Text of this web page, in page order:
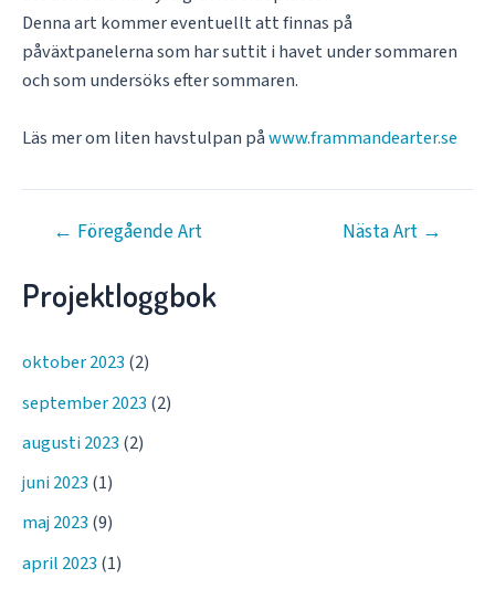
Denna art kommer eventuellt att finnas på
påväxtpanelerna som har suttit i havet under sommaren
och som undersöks efter sommaren.
Läs mer om liten havstulpan påwww.frammandearter.se
Inläggsnavigering
← Föregående Art Nästa Art →
Projektloggbok
oktober 2023 (2)
september 2023 (2)
augusti 2023 (2)
juni 2023 (1)
maj 2023 (9)
april 2023 (1)